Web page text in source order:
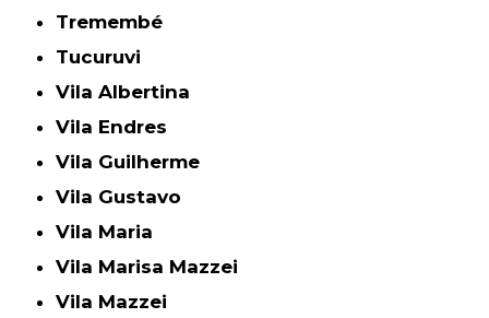
Tremembé
Tucuruvi
Vila Albertina
Vila Endres
Vila Guilherme
Vila Gustavo
Vila Maria
Vila Marisa Mazzei
Vila Mazzei